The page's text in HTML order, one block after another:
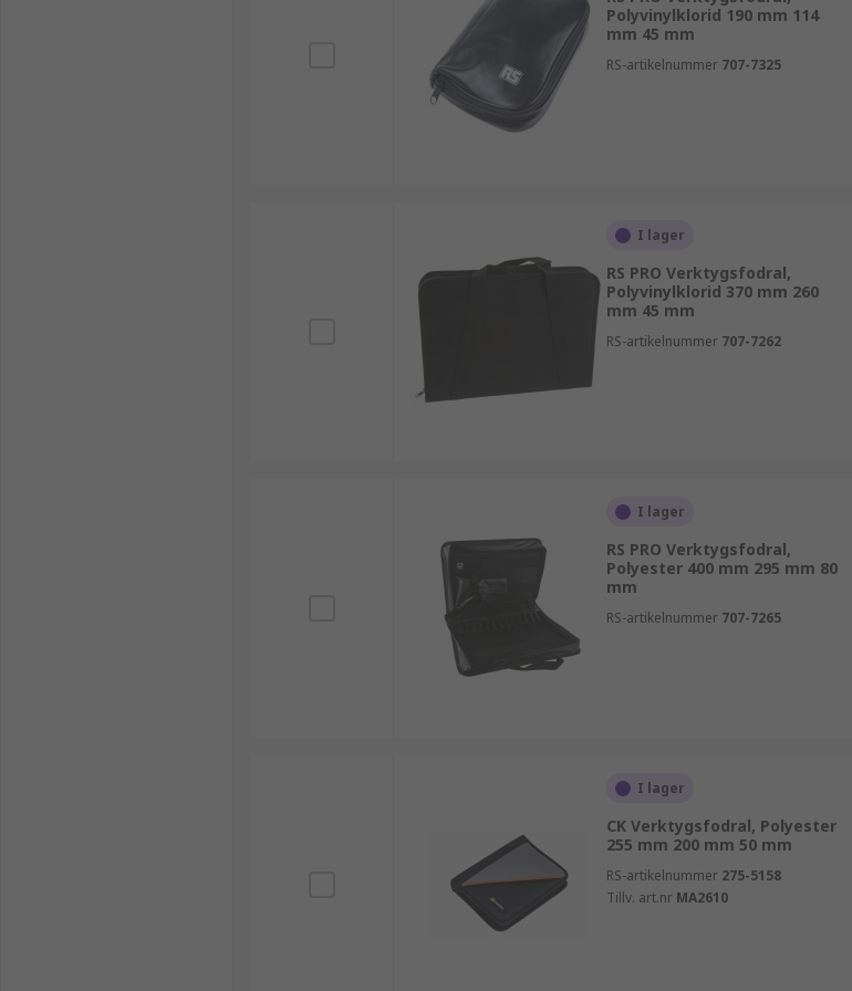
Polyvinylklorid 190 mm 114
mm 45 mm
RS-artikelnummer 707-7325
I lager
RS PRO Verktygsfodral,
Polyvinylklorid 370 mm 260
mm 45 mm
RS-artikelnummer 707-7262
I lager
RS PRO Verktygsfodral,
Polyester 400 mm 295 mm 80
mm
RS-artikelnummer 707-7265
I lager
CK Verktygsfodral, Polyester
255 mm 200 mm 50 mm
RS-artikelnummer 275-5158
Tillv. art.nr MA2610